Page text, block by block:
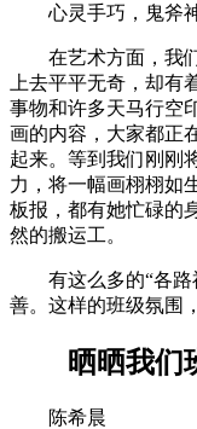
心灵手巧，鬼斧
在艺术方面，我们
上去平平无奇，却
事物和许多天马行空
画的内容，大家都正
起来。等到我们刚刚
力，将一幅画栩栩如
板报，都有她忙碌的
然的搬运工。
有这么多的“各路
善。这样的班级氛围
晒晒我们班
陈希晨